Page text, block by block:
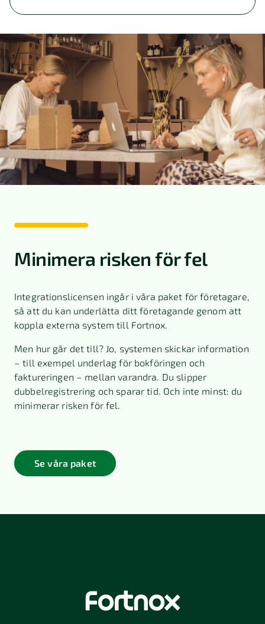
Minimera risken för fel
Integrationslicensen ingår i våra paket för företagare,
så att du kan underlätta ditt företagande genom att
koppla externa system till Fortnox.
Men hur går det till? Jo, systemen skickar information
– till exempel underlag för bokföringen och
faktureringen – mellan varandra. Du slipper
dubbelregistrering och sparar tid. Och inte minst: du
minimerar risken för fel.
Se våra paket